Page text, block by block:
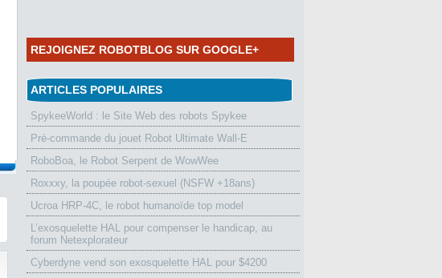
REJOIGNEZ ROBOTBLOG SUR GOOGLE+
ARTICLES POPULAIRES
SpykeeWorld : le Site Web des robots Spykee
Pré-commande du jouet Robot Ultimate Wall-E
RoboBoa, le Robot Serpent de WowWee
Roxxxy, la poupée robot-sexuel (NSFW +18ans)
Ucroa HRP-4C, le robot humanoïde top model
L’exosquelette HAL pour compenser le handicap, au
forum Netexplorateur
Cyberdyne vend son exosquelette HAL pour $4200